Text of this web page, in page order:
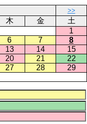
>>
木 金
土
1
6 7
8
13 14
15
20 21
22
27 28
29